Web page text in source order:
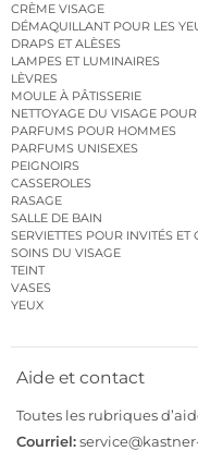
CRÈME VISAGE
DÉMAQUILLANT POUR LES
DRAPS ET ALÈSES
LAMPES ET LUMINAIRES
LÈVRES
MOULE À PÂTISSERIE
NETTOYAGE DU VISAGE
PARFUMS POUR HOMMES
PARFUMS UNISEXES
PEIGNOIRS
CASSEROLES
RASAGE
SALLE DE BAIN
SERVIETTES POUR INVITÉS ET
SOINS DU VISAGE
TEINT
VASES
YEUX
Aide et contact
Toutes les rubriques
Courriel: